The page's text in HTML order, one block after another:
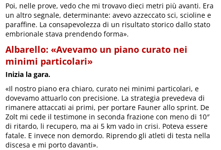
Poi, nelle prove, vedo che mi trovavo dieci metri più avanti. Era
un altro segnale, determinante: avevo azzeccato sci, scioline e
paraffine. La consapevolezza di un risultato storico dallo stato
embrionale stava prendendo forma».
Albarello: «Avevamo un piano curato nei
minimi particolari»
Inizia la gara.
«Il nostro piano era chiaro, curato nei minimi particolari, e
dovevamo attuarlo con precisione. La strategia prevedeva di
rimanere attaccati ai primi, per portare Fauner allo sprint. De
Zolt mi cede il testimone in seconda frazione con meno di 10″
di ritardo, li recupero, ma ai 5 km vado in crisi. Poteva essere
fatale. E invece non demordo. Riprendo gli atleti di testa nella
discesa e mi porto davanti».